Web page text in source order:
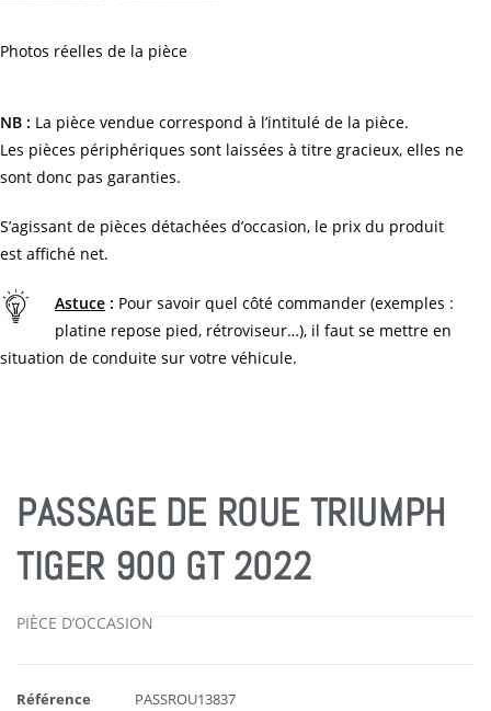
Photos réelles de la pièce
NB : La pièce vendue correspond à l’intitulé de la pièce.
Les pièces périphériques sont laissées à titre gracieux, elles ne
sont donc pas garanties.
S’agissant de pièces détachées d’occasion, le prix du produit
est affiché net.
Astuce : Pour savoir quel côté commander (exemples :
platine repose pied, rétroviseur…), il faut se mettre en
situation de conduite sur votre véhicule.
PASSAGE DE ROUE TRIUMPH
TIGER 900 GT 2022
PIÈCE D’OCCASION
Référence
PASSROU13837